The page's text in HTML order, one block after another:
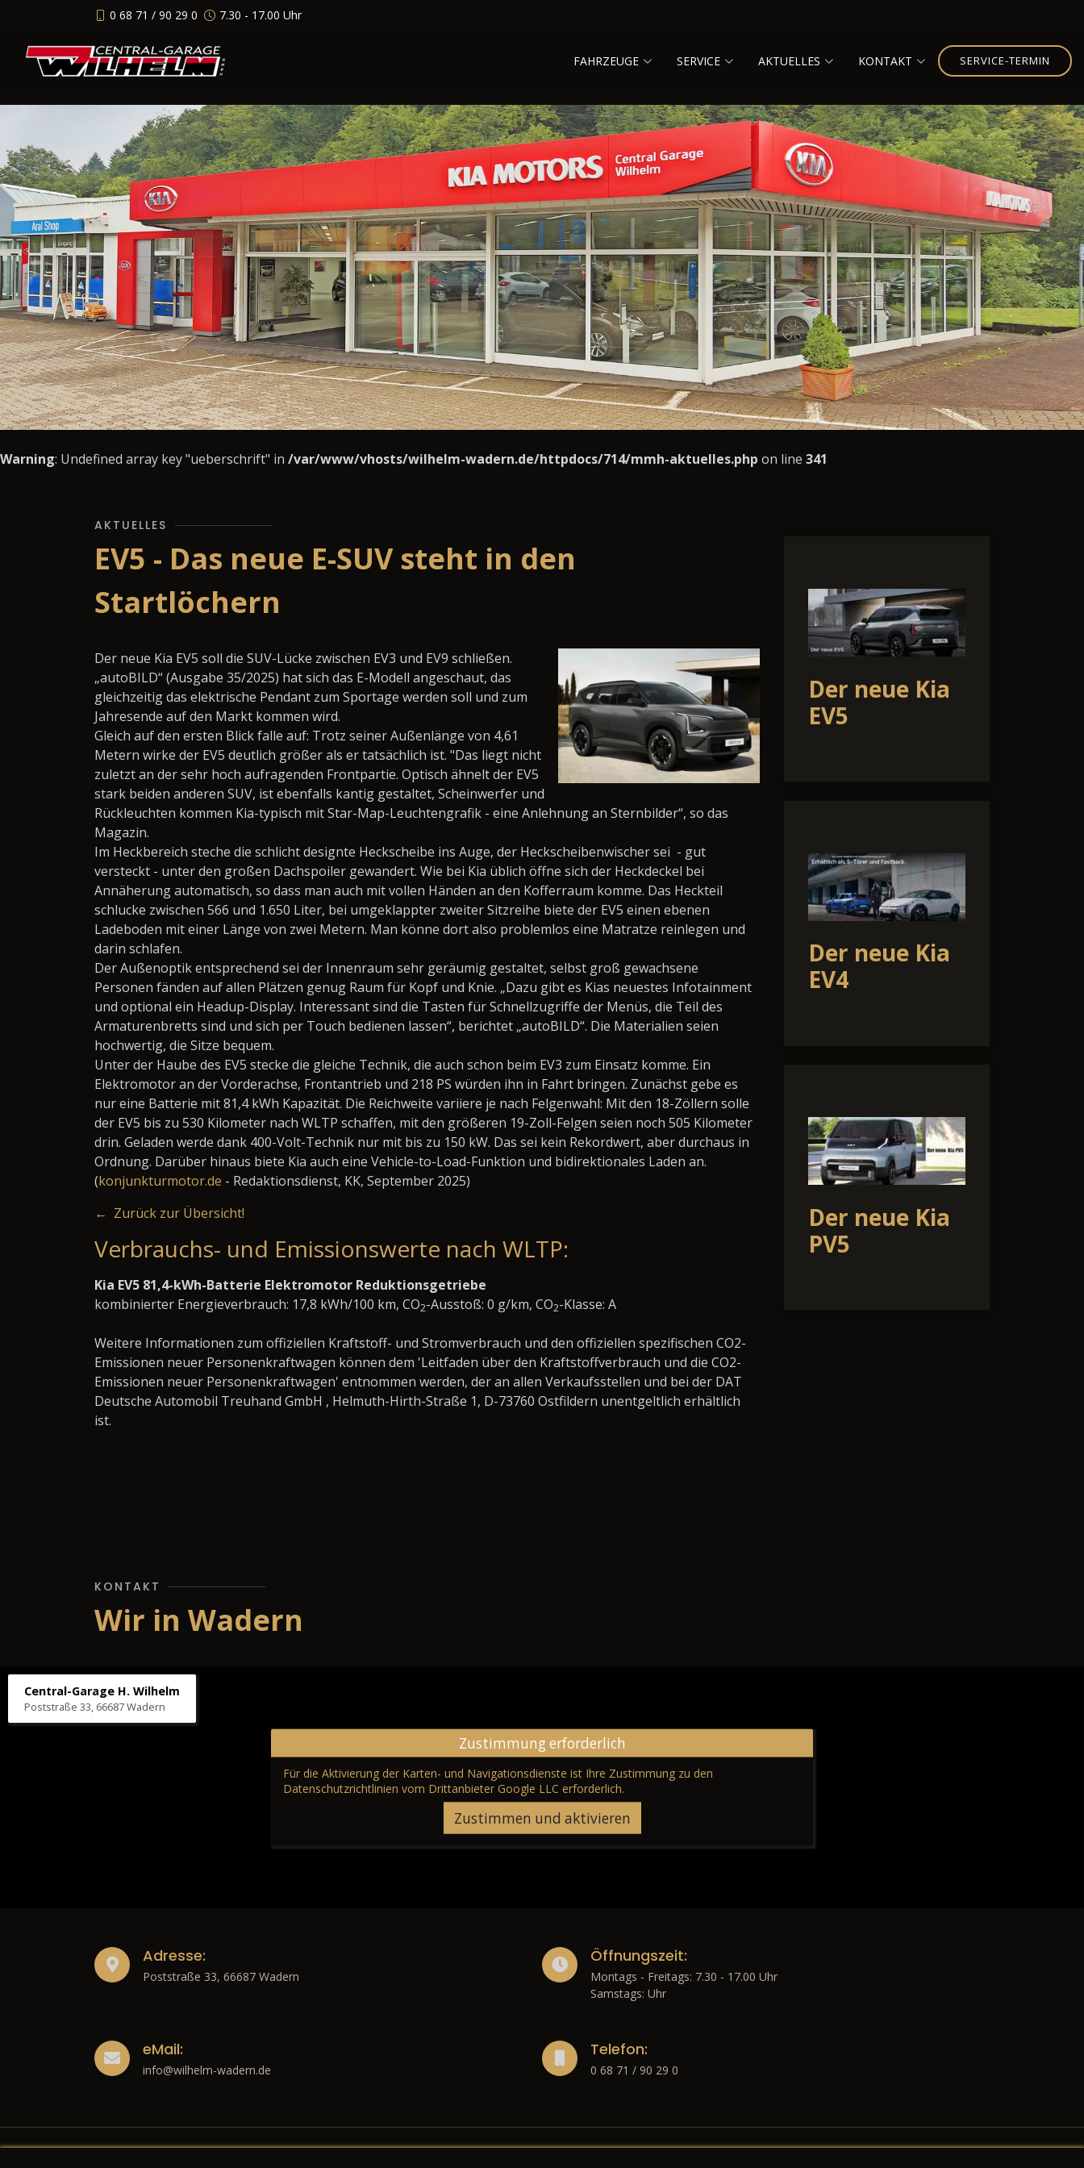
0 68 71 / 90 29 0 7.30 - 17.00 Uhr
FAHRZEUGE SERVICE AKTUELLES KONTAKT SERVICE-TERMIN
Warning: Undefined array key "ueberschrift" in /var/www/vhosts/wilhelm-wadern.de/httpdocs/714/mmh-aktuelles.php on line 341
AKTUELLES
EV5 - Das neue E-SUV steht in den
Startlöchern
Der neue Kia EV5 soll die SUV-Lücke zwischen EV3 und EV9 schließen.
„autoBILD“ (Ausgabe 35/2025) hat sich das E-Modell angeschaut, das
gleichzeitig das elektrische Pendant zum Sportage werden soll und zum
Jahresende auf den Markt kommen wird.
Gleich auf den ersten Blick falle auf: Trotz seiner Außenlänge von 4,61
Metern wirke der EV5 deutlich größer als er tatsächlich ist. "Das liegt nicht
zuletzt an der sehr hoch aufragenden Frontpartie. Optisch ähnelt der EV5
stark beiden anderen SUV, ist ebenfalls kantig gestaltet, Scheinwerfer und
Rückleuchten kommen Kia-typisch mit Star-Map-Leuchtengrafik - eine Anlehnung an Sternbilder“, so das
Magazin.
Im Heckbereich steche die schlicht designte Heckscheibe ins Auge, der Heckscheibenwischer sei - gut
versteckt - unter den großen Dachspoiler gewandert. Wie bei Kia üblich öffne sich der Heckdeckel bei
Annäherung automatisch, so dass man auch mit vollen Händen an den Kofferraum komme. Das Heckteil
schlucke zwischen 566 und 1.650 Liter, bei umgeklappter zweiter Sitzreihe biete der EV5 einen ebenen
Ladeboden mit einer Länge von zwei Metern. Man könne dort also problemlos eine Matratze reinlegen und
darin schlafen.
Der Außenoptik entsprechend sei der Innenraum sehr geräumig gestaltet, selbst groß gewachsene
Personen fänden auf allen Plätzen genug Raum für Kopf und Knie. „Dazu gibt es Kias neuestes Infotainment
und optional ein Headup-Display. Interessant sind die Tasten für Schnellzugriffe der Menüs, die Teil des
Armaturenbretts sind und sich per Touch bedienen lassen“, berichtet „autoBILD“. Die Materialien seien
hochwertig, die Sitze bequem.
Unter der Haube des EV5 stecke die gleiche Technik, die auch schon beim EV3 zum Einsatz komme. Ein
Elektromotor an der Vorderachse, Frontantrieb und 218 PS würden ihn in Fahrt bringen. Zunächst gebe es
nur eine Batterie mit 81,4 kWh Kapazität. Die Reichweite variiere je nach Felgenwahl: Mit den 18-Zöllern solle
der EV5 bis zu 530 Kilometer nach WLTP schaffen, mit den größeren 19-Zoll-Felgen seien noch 505 Kilometer
drin. Geladen werde dank 400-Volt-Technik nur mit bis zu 150 kW. Das sei kein Rekordwert, aber durchaus in
Ordnung. Darüber hinaus biete Kia auch eine Vehicle-to-Load-Funktion und bidirektionales Laden an.
(konjunkturmotor.de - Redaktionsdienst, KK, September 2025)
← Zurück zur Übersicht!
Verbrauchs- und Emissionswerte nach WLTP:
Kia EV5 81,4-kWh-Batterie Elektromotor Reduktionsgetriebe
kombinierter Energieverbrauch: 17,8 kWh/100 km, CO2-Ausstoß: 0 g/km, CO2-Klasse: A
Weitere Informationen zum offiziellen Kraftstoff- und Stromverbrauch und den offiziellen spezifischen CO2-
Emissionen neuer Personenkraftwagen können dem 'Leitfaden über den Kraftstoffverbrauch und die CO2-
Emissionen neuer Personenkraftwagen' entnommen werden, der an allen Verkaufsstellen und bei der DAT
Deutsche Automobil Treuhand GmbH , Helmuth-Hirth-Straße 1, D-73760 Ostfildern unentgeltlich erhältlich
ist.
Der neue Kia
EV5
Der neue Kia
EV4
Der neue Kia
PV5
KONTAKT
Wir in Wadern
Central-Garage H. Wilhelm
Poststraße 33, 66687 Wadern
Zustimmung erforderlich
Für die Aktivierung der Karten- und Navigationsdienste ist Ihre Zustimmung zu den
Datenschutzrichtlinien vom Drittanbieter Google LLC erforderlich.
Zustimmen und aktivieren
Adresse:
Poststraße 33, 66687 Wadern
Öffnungszeit:
Montags - Freitags: 7.30 - 17.00 Uhr
Samstags: Uhr
eMail:
info@wilhelm-wadern.de
Telefon:
0 68 71 / 90 29 0